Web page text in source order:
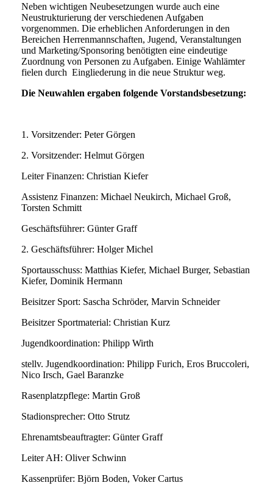
Neben wichtigen Neubesetzungen wurde auch eine
Neustrukturierung der verschiedenen Aufgaben
vorgenommen. Die erheblichen Anforderungen in den
Bereichen Herrenmannschaften, Jugend, Veranstaltungen
und Marketing/Sponsoring benötigten eine eindeutige
Zuordnung von Personen zu Aufgaben. Einige Wahlämter
fielen durch Eingliederung in die neue Struktur weg.
Die Neuwahlen ergaben folgende Vorstandsbesetzung:
1. Vorsitzender: Peter Görgen
2. Vorsitzender: Helmut Görgen
Leiter Finanzen: Christian Kiefer
Assistenz Finanzen: Michael Neukirch, Michael Groß,
Torsten Schmitt
Geschäftsführer: Günter Graff
2. Geschäftsführer: Holger Michel
Sportausschuss: Matthias Kiefer, Michael Burger, Sebastian
Kiefer, Dominik Hermann
Beisitzer Sport: Sascha Schröder, Marvin Schneider
Beisitzer Sportmaterial: Christian Kurz
Jugendkoordination: Philipp Wirth
stellv. Jugendkoordination: Philipp Furich, Eros Bruccoleri,
Nico Irsch, Gael Baranzke
Rasenplatzpflege: Martin Groß
Stadionsprecher: Otto Strutz
Ehrenamtsbeauftragter: Günter Graff
Leiter AH: Oliver Schwinn
Kassenprüfer: Björn Boden, Voker Cartus